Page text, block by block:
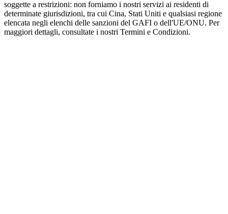
soggette a restrizioni: non forniamo i nostri servizi ai residenti di
determinate giurisdizioni, tra cui Cina, Stati Uniti e qualsiasi regione
elencata negli elenchi delle sanzioni del GAFI o dell'UE/ONU. Per
maggiori dettagli, consultate i nostri Termini e Condizioni.